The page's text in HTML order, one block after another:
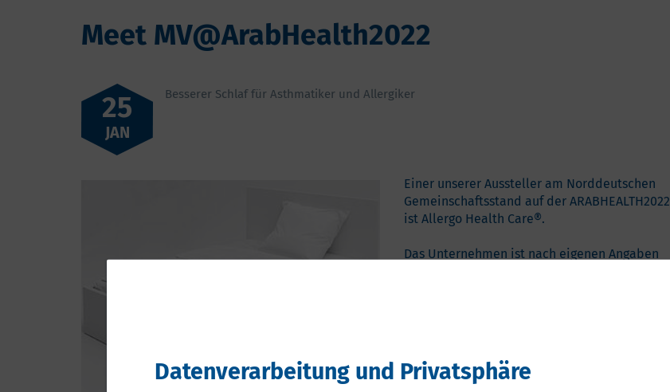
Meet MV@ArabHealth2022
25
JAN
Besserer Schlaf für Asthmatiker und Allergiker
Einer unserer Aussteller am Norddeutschen
Gemeinschaftsstand auf der ARABHEALTH2022
ist Allergo Health Care®.
Das Unternehmen ist nach eigenen Angaben
im Unternehmen beschäftigt -– in der
Produktion, im Vertrieb und in der Verwaltung.
Datenverarbeitung und Privatsphäre